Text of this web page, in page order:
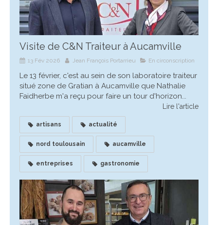
Visite de C&N Traiteur à Aucamville
13 Fév 2026 Jean François Portarrieu En circonscription
Le 13 février, c'est au sein de son laboratoire traiteur
situé zone de Gratian à Aucamville que Nathalie
Faidherbe m'a reçu pour faire un tour d'horizon...
Lire l'article
artisans actualité
nord toulousain aucamville
entreprises gastronomie